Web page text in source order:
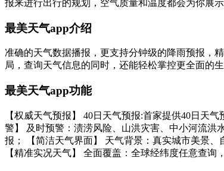
报来进行出行的规划，空气质量和温度都会为你展示
最美天气app介绍
准确的天气数据播报，更支持分钟级的降雨预报，
局，查询天气信息的同时，还能轻松掌控更全面
最美天气app功能
【权威天气预报】 40日天气预报:首家提供40日天
警】 及时预警：渍涝风险、山洪灾害、中小河流洪
报； 【简洁天气界面】 天气背景：真实城市美景
【精准实况天气】 全面覆盖：全球经纬度任意查